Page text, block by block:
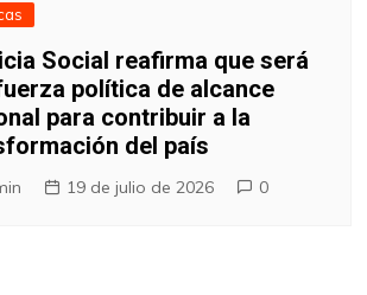
Social reafirma que será
política de alcance
para contribuir a la
del país
19 de julio de 2026 0